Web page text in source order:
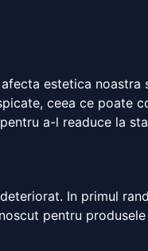
estetica
ceea ce poate
a-l readuce la
In primul
pentru